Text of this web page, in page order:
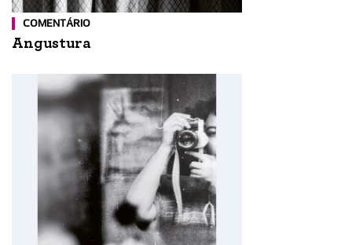
COMENTÁRIO
Angustura